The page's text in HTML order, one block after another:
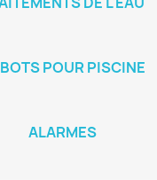
POUR PISCINE
ALARMES